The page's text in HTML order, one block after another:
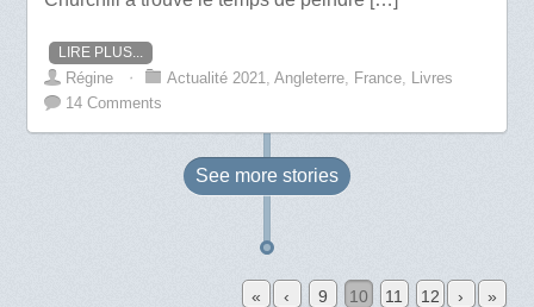
LIRE PLUS...
Régine ⋅ Actualité 2021,Angleterre, France, Livres
14 Comments
See more stories
« ‹ 9 10 11 12 › »